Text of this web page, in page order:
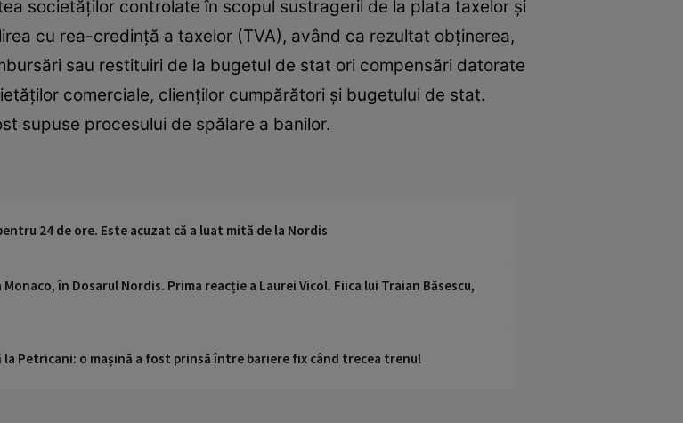
societăţilor controlate în scopul sustragerii de la plata taxelor şi
cu rea-credinţă a taxelor (TVA), având ca rezultat obţinerea,
sau restituiri de la bugetul de stat ori compensări datorate
comerciale, clienţilor cumpărători şi bugetului de stat.
supuse procesului de spălare a banilor.
24 de ore. Este acuzat că a luat mită de la Nordis
în Dosarul Nordis. Prima reacție a Laurei Vicol. Fiica lui Traian Băsescu,
Petricani: o mașină a fost prinsă între bariere fix când trecea trenul